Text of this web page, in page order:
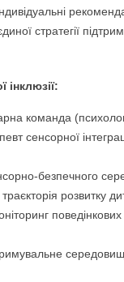
стратегії
інклюзії:
команда
сенсорної
безпечного
розвитку